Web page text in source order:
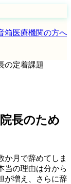
箱医療機関の方へ
の定着課題
長のため
か月で辞めてしま
当の理由は分から
が増え、さらに辞